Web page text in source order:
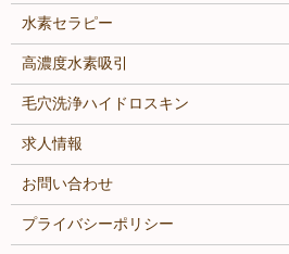
水素セラピー
高濃度水素吸引
毛穴洗浄ハイドロスキン
求人情報
お問い合わせ
プライバシーポリシー